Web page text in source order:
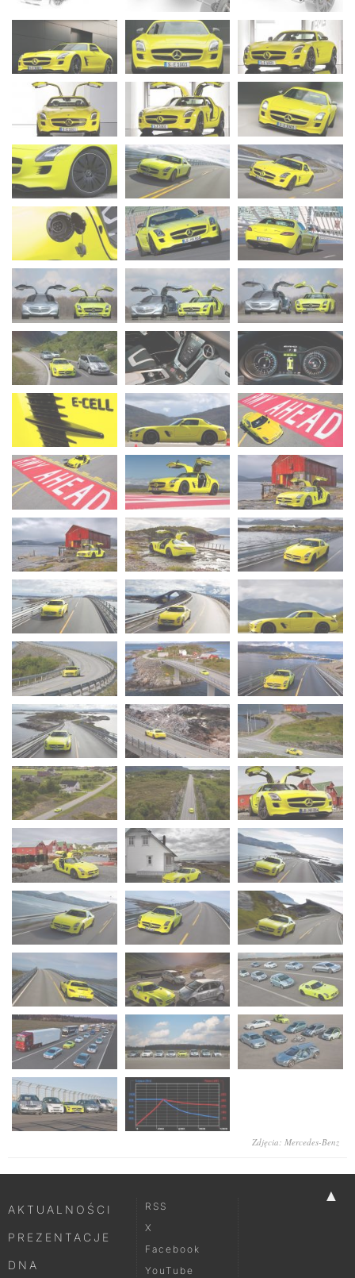
Zdjęcia: Mercedes-Benz
▲
AKTUALNOŚCI
PREZENTACJE
DNA
RSS
X
Facebook
YouTube